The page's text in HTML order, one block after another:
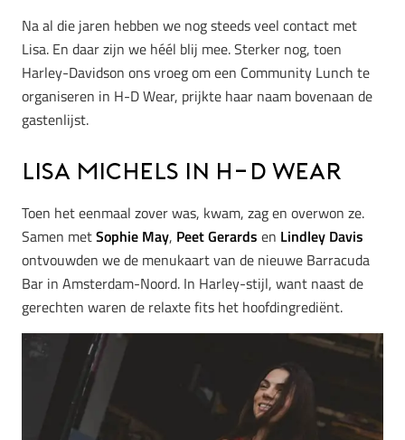
Na al die jaren hebben we nog steeds veel contact met
Lisa. En daar zijn we héél blij mee. Sterker nog, toen
Harley-Davidson ons vroeg om een Community Lunch te
organiseren in H-D Wear, prijkte haar naam bovenaan de
gastenlijst.
Lisa Michels in H-D Wear
Toen het eenmaal zover was, kwam, zag en overwon ze.
Samen metSophie May, Peet Gerards en Lindley Davis
ontvouwden we de menukaart van de nieuwe Barracuda
Bar in Amsterdam-Noord. In Harley-stijl, want naast de
gerechten waren de relaxte fits het hoofdingrediënt.